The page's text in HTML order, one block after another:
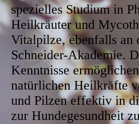
spezielles Studium in
Heilkräuter und
Vitalpilze, ebenfalls an
Schneider-Akademie.
Kenntnisse
natürlichen Heilkräfte
und Pilzen effektiv in
zur Hundegesundheit